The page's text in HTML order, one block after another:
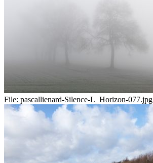
File: pascallienard-Silence-L_Horizon-077.jpg